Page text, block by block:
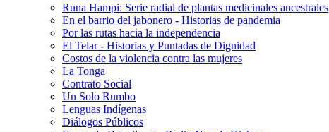
Runa Hampi: Serie radial de plantas medicinales ancestrales
En el barrio del jabonero - Historias de pandemia
Por las rutas hacia la independencia
El Telar - Historias y Puntadas de Dignidad
Costos de la violencia contra las mujeres
La Tonga
Contrato Social
Un Solo Rumbo
Lenguas Indígenas
Diálogos Públicos